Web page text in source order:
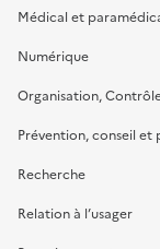
Médical et
Numérique
Organisation,
Prévention, conseil et
Recherche
Relation à l’usager